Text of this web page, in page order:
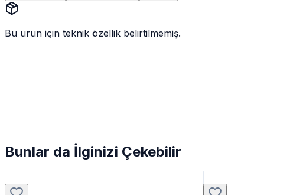
Bu ürün için teknik özellik belirtilmemiş.
Bunlar da İlginizi Çekebilir